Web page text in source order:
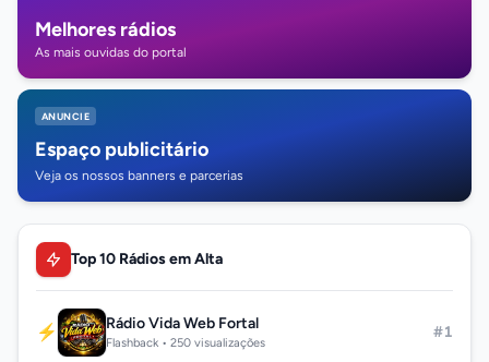
Melhores rádios
As mais ouvidas do portal
ANUNCIE
Espaço publicitário
Veja os nossos banners e parcerias
Top 10 Rádios em Alta
⚡ Rádio Vida Web Fortal
Flashback • 250 visualizações
#1